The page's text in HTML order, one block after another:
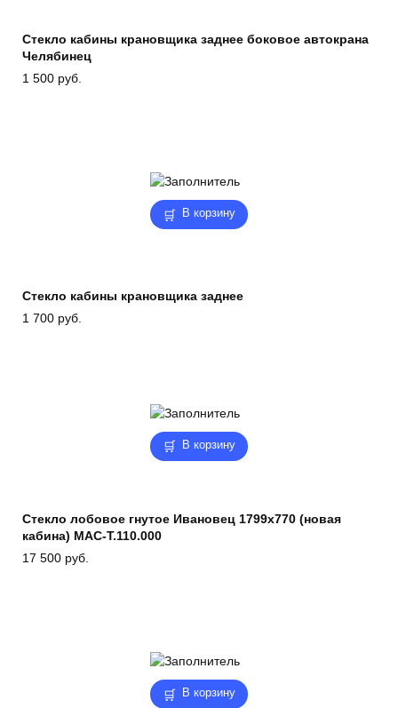
Стекло кабины крановщика заднее боковое автокрана
Челябинец
1 500 руб.
В корзину
Стекло кабины крановщика заднее
1 700 руб.
В корзину
Стекло лобовое гнутое Ивановец 1799х770 (новая
кабина) МАС-Т.110.000
17 500 руб.
В корзину